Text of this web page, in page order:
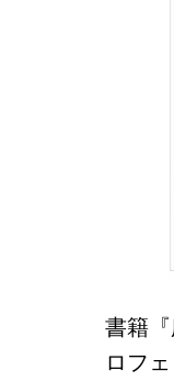
書籍
ロフ